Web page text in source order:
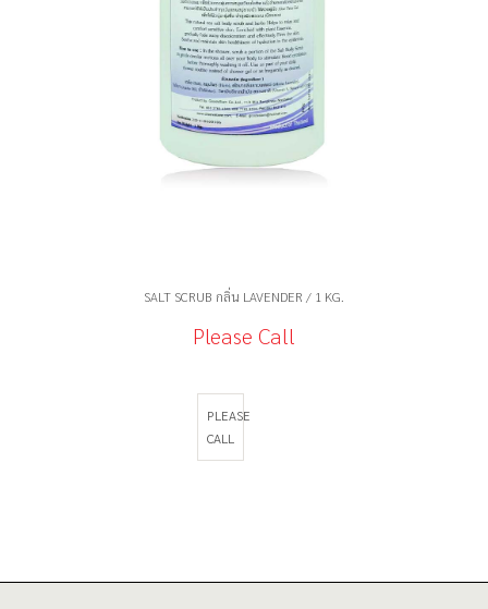
Carbomer, Diazolidinyl Urea, Tocopheryl
Acetate, Lavandula Angustifolia, BHT, Disodium
Simmondsia Chinensis Seed Oil, Methylparaben,
สรรพคุณ : กลิ่นลาเวนเดอร์ช่วยบรรเทาลดความวิตก
กังวล นอนไม่หลับ ทำให้รู้สึกผ่อนคลายหลับสบาย
มีวิตามินบำรุงผิว รวมถึงมอยส์เจอร์ไรเซอร์ โปรตีน วิ
ตามินเม็ดสครับจากซังข้าวโพดบดที่ช่วยกระตุ้น
กระจ่างใสเหมาะกับทุกสภาพผิว
SALT SCRUB กลิ่น LAVENDER / 1 KG.
Please Call
PLEASE
CALL